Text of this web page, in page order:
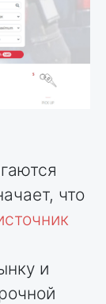
что
и